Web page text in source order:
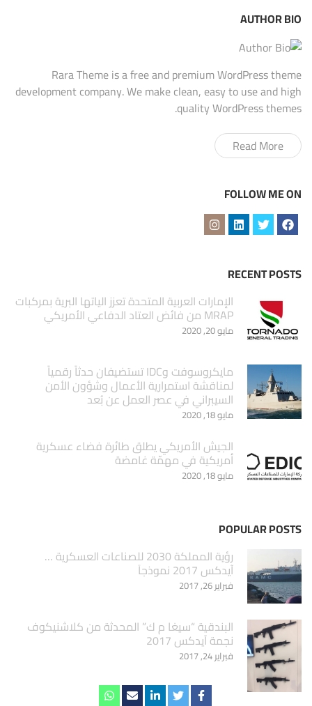
AUTHOR BIO
Rara Theme is a free and premium WordPress theme
development company. We make clean, easy to use and high
quality WordPress themes.
Read More
FOLLOW ME ON
RECENT POSTS
الإمارات العربية المتحدة تعزز الياتها البرية بمركبات
MRAP من فائض العتاد الدفاعي الأمريكي
مايو 20, 2020
مايكروسوفت وIDC تستضيفان حدثاً رقمياً
لمناقشة استمرارية الأعمال وشؤون الأمن
السيبراني في عصر العمل عن بُعد
مايو 18, 2020
الجيش الأمريكي يطلق طائرة فضاء عسكرية
أمريكية في مهمّة غامضة
مايو 18, 2020
POPULAR POSTS
‏رؤية المملكة 2030 للصناعات العسكرية …
آيدكس 2017 نموذجاَ
فبراير 26, 2017
البندقية “سيغا م ك” المحدثة من كلاشنيكوف
نجمة آيدكس 2017
فبراير 24, 2017